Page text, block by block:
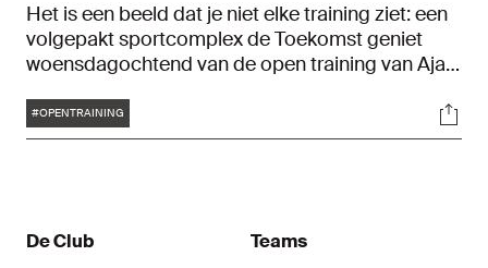
Het is een beeld dat je niet elke training ziet: een
volgepakt sportcomplex de Toekomst geniet
woensdagochtend van de open training van Ajax.
om 09:30 uur speciaal voor de oefensessie open
en daar maakten de Ajax-fans gretig gebruik van.
Tags
#OPENTRAINING
De Club
Teams